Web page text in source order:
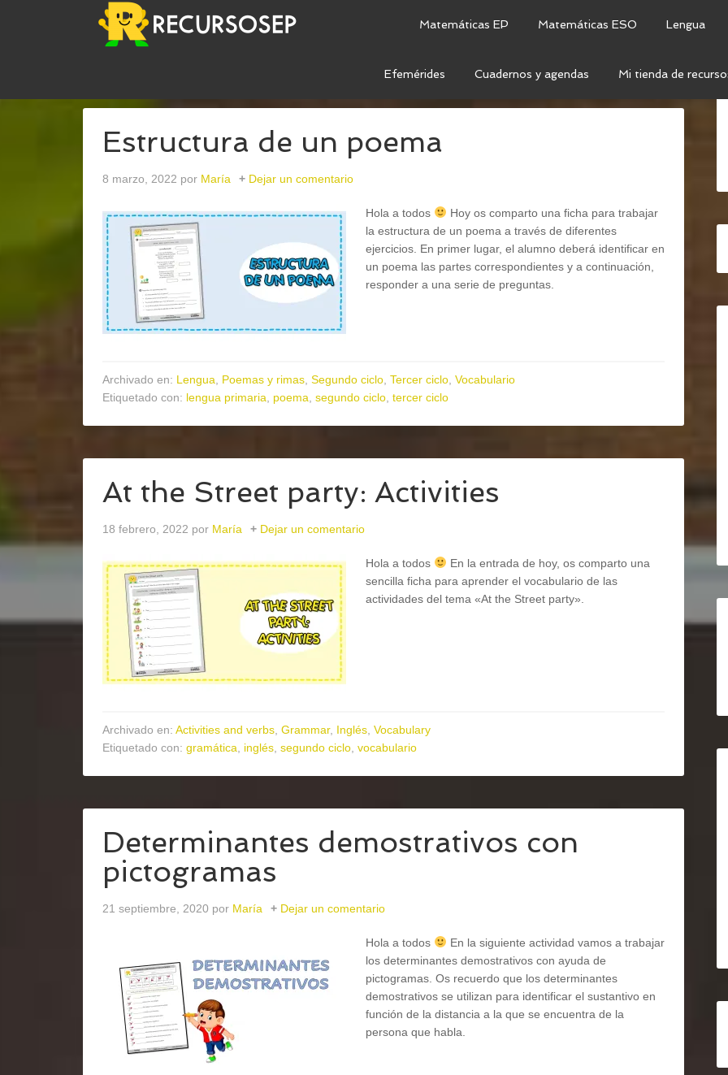
Matemáticas EP Matemáticas ESO Lengua
Efemérides Cuadernos y agendas Mi tienda de
Estructura de un poema
8 marzo, 2022 por María Dejar un comentario
Hola a todos
Hoy os comparto una ficha para trabajar
la estructura de un poema a través de diferentes
ejercicios. En primer lugar, el alumno deberá identificar en
un poema las partes correspondientes y a continuación,
responder a una serie de preguntas.
Archivado en: Lengua Poemas y rimas Segundo ciclo Tercer ciclo Vocabulario
Etiquetado con: lengua primaria poema segundo ciclo tercer ciclo
At the Street party: Activities
18 febrero, 2022 por María Dejar un comentario
Hola a todos
En la entrada de hoy, os comparto una
sencilla ficha para aprender el vocabulario de las
actividades del tema «At the Street party».
Archivado en: Activities and verbs Grammar, Inglés Vocabulary
Etiquetado con: gramática inglés segundo ciclo vocabulario
Determinantes demostrativos con
pictogramas
21 septiembre, 2020 por María Dejar un comentario
Hola a todos
En la siguiente actividad vamos a trabajar
los determinantes demostrativos con ayuda de
pictogramas. Os recuerdo que los determinantes
demostrativos se utilizan para identificar el sustantivo en
función de la distancia a la que se encuentra de la
persona que habla.